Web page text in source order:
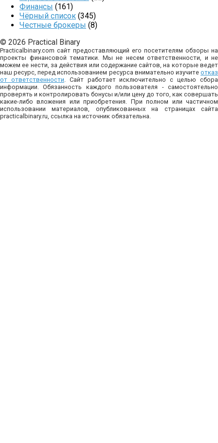
Финансы (161)
Чёрный список (345)
Честные брокеры (8)
© 2026 Practical Binary
Practicalbinary.com сайт предоставляющий его посетителям обзоры на
проекты финансовой тематики. Мы не несем ответственности, и не
можем ее нести, за действия или содержание сайтов, на которые ведет
наш ресурс, перед использованием ресурса внимательно изучите отказ
от ответственности . Сайт работает исключительно с целью сбора
информации. Обязанность каждого пользователя - самостоятельно
проверять и контролировать бонусы и/или цену до того, как совершать
какие-либо вложения или приобретения. При полном или частичном
использовании материалов, опубликованных на страницах сайта
practicalbinary.ru, ссылка на источник обязательна.